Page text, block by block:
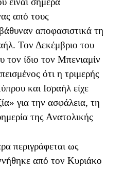
από τους
αποφασιστικά τη
Τον Δεκέμβριο του
τον ίδιο τον Μπενιαμίν
ότι η τριμερής
και Ισραήλ είχε
για την ασφάλεια, τη
της Ανατολικής
περιγράφεται ως
από τον Κυριάκο